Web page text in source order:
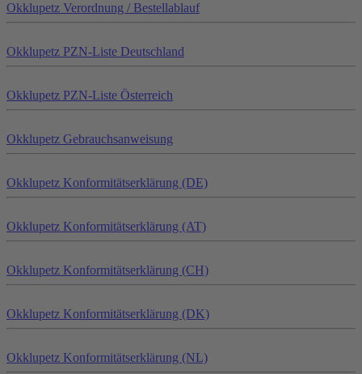
Okklupetz Verordnung / Bestellablauf
Okklupetz PZN-Liste Deutschland
Okklupetz PZN-Liste Österreich
Okklupetz Gebrauchsanweisung
Okklupetz Konformitätserklärung (DE)
Okklupetz Konformitätserklärung (AT)
Okklupetz Konformitätserklärung (CH)
Okklupetz Konformitätserklärung (DK)
Okklupetz Konformitätserklärung (NL)